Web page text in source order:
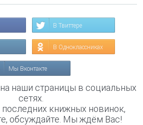
В Твиттере
В Одноклассниках
Мы Вконтакте
наши страницы в социальных
сетях.
последних книжных новинок,
обсуждайте. Мы ждём Вас!